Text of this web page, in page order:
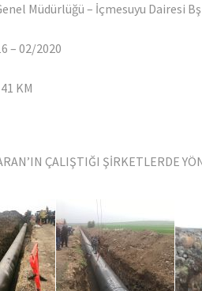
Müdürlüğü – İçmesuyu Dairesi
– 02/2020
KM
ÇALIŞTIĞI ŞİRKETLERDE